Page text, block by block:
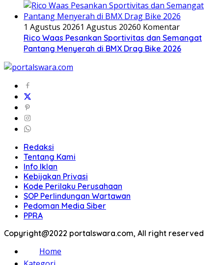
1 Agustus 20261 Agustus 20260 Komentar
Rico Waas Pesankan Sportivitas dan Semangat
Pantang Menyerah di BMX Drag Bike 2026
Redaksi
Tentang Kami
Info Iklan
Kebijakan Privasi
Kode Perilaku Perusahaan
SOP Perlindungan Wartawan
Pedoman Media Siber
PPRA
Copyright@2022 portalswara.com, All right reserved
Home